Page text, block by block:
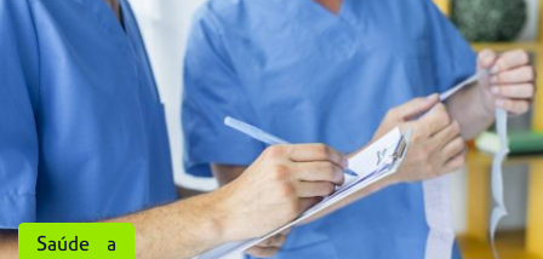
Medicina
Saúde